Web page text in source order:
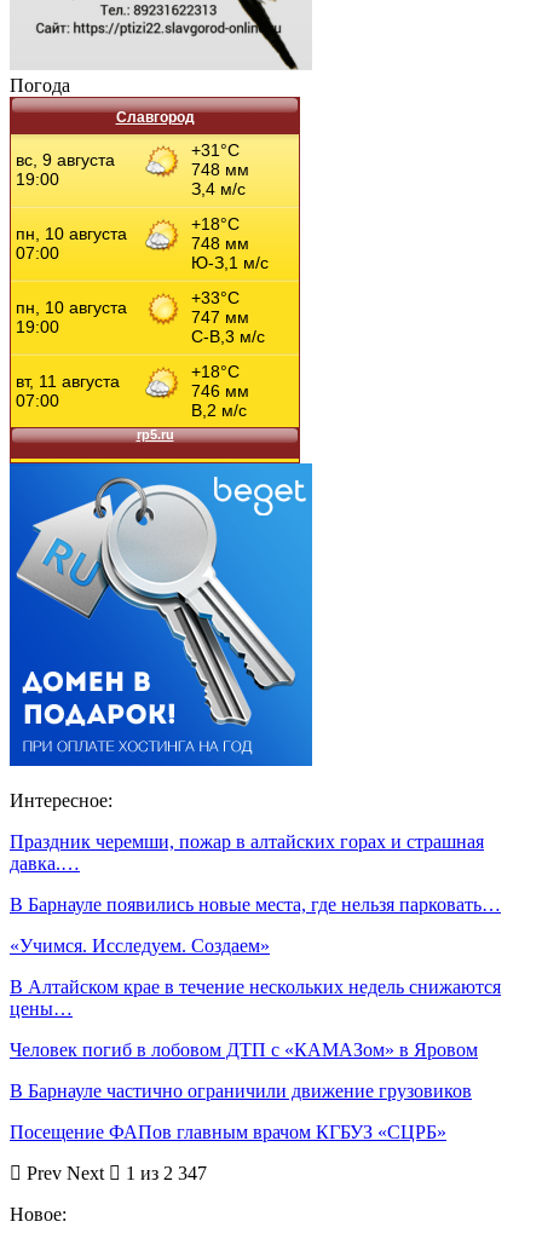
Погода
Славгород
Интересное:
Праздник черемши, пожар в алтайских горах и страшная
давка.…
В Барнауле появились новые места, где нельзя парковать…
«Учимся. Исследуем. Создаем»
В Алтайском крае в течение нескольких недель снижаются
цены…
Человек погиб в лобовом ДТП с «КАМАЗом» в Яровом
В Барнауле частично ограничили движение грузовиков
Посещение ФАПов главным врачом КГБУЗ «СЦРБ»
Prev Next
1 из 2 347
Новое: